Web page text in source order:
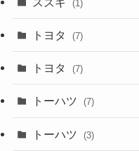
(1)
トヨタ (7)
トヨタ (7)
トーハツ (7)
トーハツ (3)